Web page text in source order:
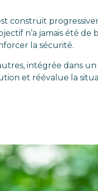
construit
n’a jamais été de
la sécurité.
intégrée dans un
et réévalue la